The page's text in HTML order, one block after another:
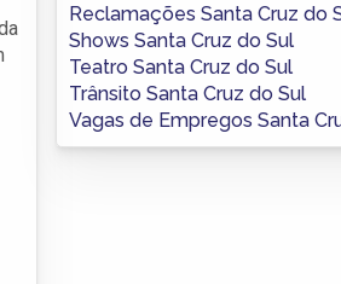
Reclamações Santa Cruz do
Shows Santa Cruz do Sul
Teatro Santa Cruz do Sul
Trânsito Santa Cruz do Sul
Vagas de Empregos Santa